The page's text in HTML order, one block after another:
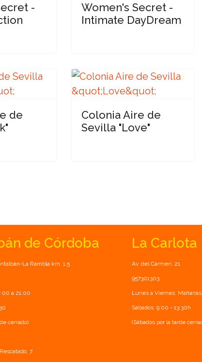
-
Women's Secret -
Intimate DayDream
de
Colonia Aire de
Sevilla "Love"
de Córdoba
La Rambla km. 1.5
a 21:00
cerrado)
7
La Carlota
Av. del Carmen, 21
957301303
Lunes a Viernes:
Sábados: 9:00 - 13:30h
(Sábados por la tarde